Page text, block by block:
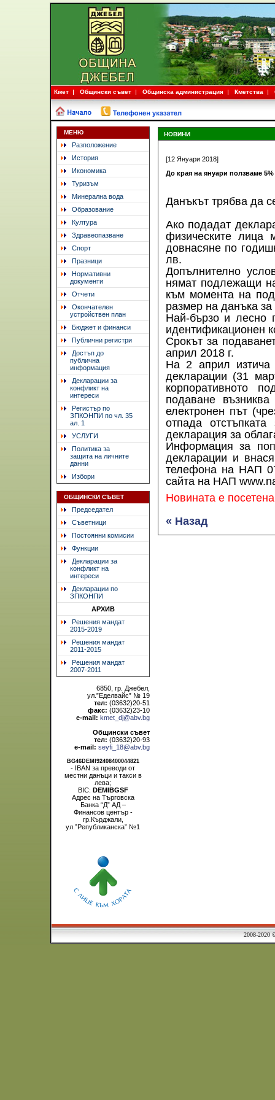
Кмет Общински съвет Общинска администрация Кметства
МЕНЮ
Разположение
История
Икономика
Туризъм
Минерална вода
Образование
Култура
Здравеопазване
Спорт
Празници
Нормативни
документи
Отчети
Окончателен
устройствен план
Бюджет и финанси
Публични регистри
Достъп до
публична
информация
Декларации за
конфликт на
интереси
Регистър по
ЗПКОНПИ по чл. 35
ал. 1
УСЛУГИ
Политика за
защита на личните
данни
Избори
ОБЩИНСКИ СЪВЕТ
Председател
Съветници
Постоянни комисии
Функции
Декларации за
конфликт на
интереси
Декларации по
ЗПКОНПИ
АРХИВ
Решения мандат
2015-2019
Решения мандат
2011-2015
Решения мандат
2007-2011
6850, гр. Джебел,
ул.”Еделвайс” № 19
тел: (03632)20-51
факс: (03632)23-10
e-mail: kmet_dj@abv.bg
Общински съвет
тел: (03632)20-93
e-mail: seyfi_18@abv.bg
BG46DEMI92408400044821
- IBAN за преводи от
местни данъци и такси в
лева;
BIC: DEMIBGSF
Адрес на Търговска
Банка “Д” АД –
Финансов център -
гр.Кърджали,
ул.”Републиканска” №1
НОВИНИ
[12 Януари 2018]
До края на януари ползваме
Данъкът трябва да
Ако подадат
физическите лица
довнасяне по
лв.
Допълнително
нямат подлежащи
към момента на
размер на данъка
Най-бързо и лесно
идентификационен
Срокът за
април 2018 г.
На 2 април изтича
декларации (31
корпоративното
подаване
електронен път
отпада
декларация за
Информация за
декларации и
телефона на НАП
сайта на НАП
Новината е
« Назад
2008-2020 ©